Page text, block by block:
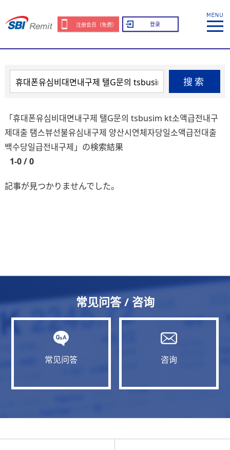
注册会员（免费） 登录
搜索
「휴대폰유심비대면내구제 탤G문의 tsbusim kt소액급전내구
제대출 탬스뷰선불유심내구제 양산시연체자당일소액급전대출
백수당일급전내구제」の検索結果
1-0 / 0
記事が見つかりませんでした。
常见问答 / 咨询
常见问答 咨询